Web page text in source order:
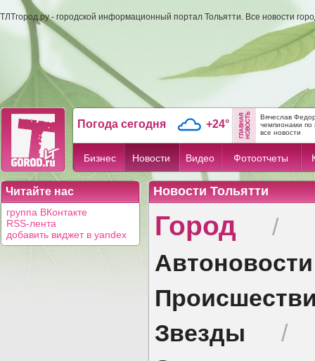
ТЛТгород.ру - городской информационный портал Тольятти. Все новости
Погода сегодня +24°
Вячеслав
чемпионами по
все новости
Бизнес Новости Видео Фотоотчеты
Читайте нас
группа ВКонтакте
RSS-лента
добавить виджет в yandex
Новости Тольятти
Город /
Автоновости
Звезды